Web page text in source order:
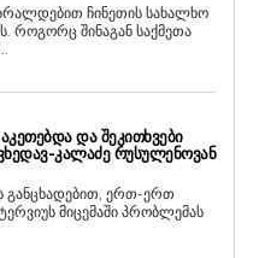
ჩინეთის სახალხო
ᲓᲐ ᲨᲔᲙᲘᲗᲮᲕᲔᲑᲘ
ᲙᲐᲚᲐᲫᲔ ᲠᲣᲡᲣᲚᲔᲜᲝᲕᲐᲜ
განცხადებით, ერთ-ერთ
მიცემაში პრობლემას